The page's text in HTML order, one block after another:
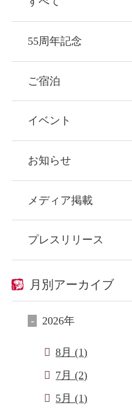
55周年記念
ご宿泊
イベント
お知らせ
メディア掲載
プレスリリース
月別アーカイブ
2026年
8月 (1)
7月 (2)
5月 (1)